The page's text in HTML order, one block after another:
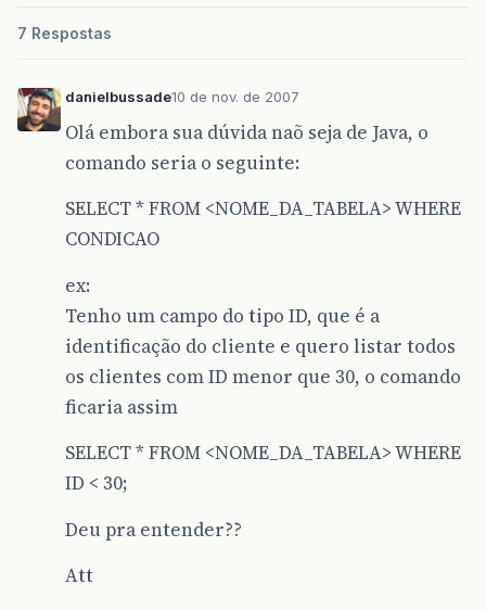
7 Respostas
danielbussade10 de nov. de 2007
Olá embora sua dúvida naõ seja de Java, o
comando seria o seguinte:
SELECT * FROM <NOME_DA_TABELA> WHERE
CONDICAO
ex:
Tenho um campo do tipo ID, que é a
identificação do cliente e quero listar todos
os clientes com ID menor que 30, o comando
ficaria assim
SELECT * FROM <NOME_DA_TABELA> WHERE
ID < 30;
Deu pra entender??
Att